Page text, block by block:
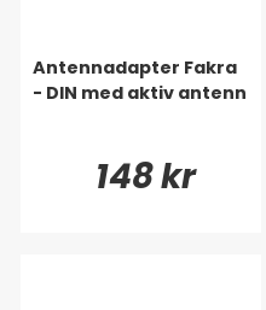
Antennadapter Fakra
- DIN med aktiv antenn
148 kr